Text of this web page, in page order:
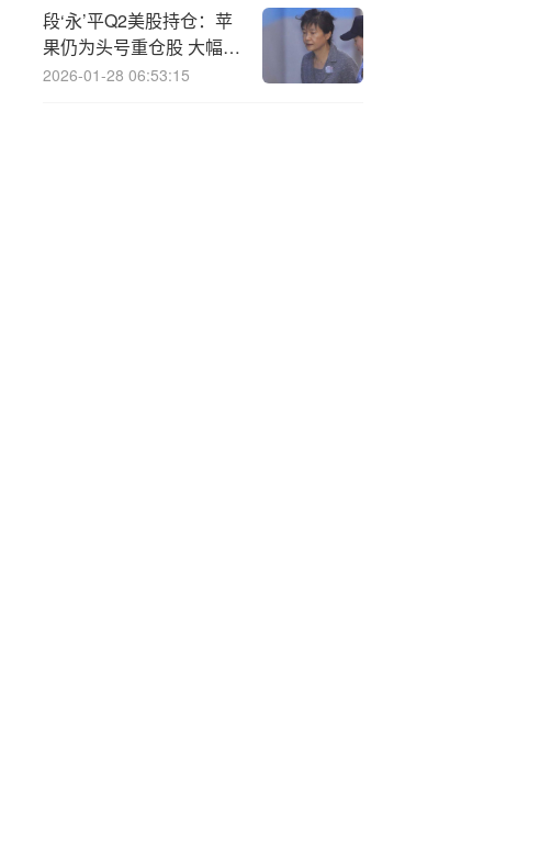
段‘永’平Q2美股持仓：苹
果仍为头号重仓股 大幅增
持谷歌-C、英伟达 清仓
2026-01-28 06:53:15